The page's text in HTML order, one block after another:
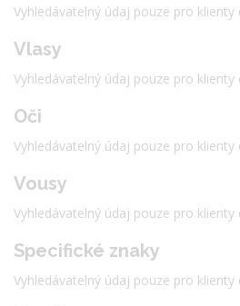
Vyhledávatelný údaj pouze pro klienty
Vlasy
Vyhledávatelný údaj pouze pro klienty
Oči
Vyhledávatelný údaj pouze pro klienty
Vousy
Vyhledávatelný údaj pouze pro klienty
Specifické znaky
Vyhledávatelný údaj pouze pro klienty